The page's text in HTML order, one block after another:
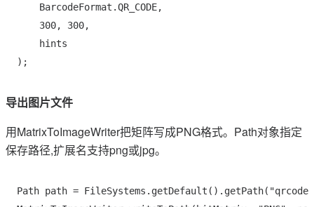
    BarcodeFormat.QR_CODE,
    300, 300,
    hints
导出图片文件
用MatrixToImageWriter把矩阵写成PNG格式。Path对象指定
保存路径,扩展名支持png或jpg。
Path path =